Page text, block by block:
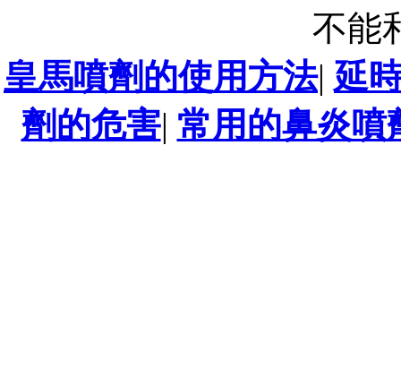
不能
皇馬噴劑的使用方法| 延
劑的危害| 常用的鼻炎噴